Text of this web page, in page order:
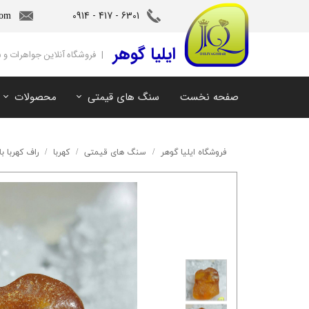
6301 - 417 - 0914​​​​​​​
صفحه نخست سنگ های قیمتی
توپاز
لابرادوریت
کهربا
محصولات
‌ایلیا گوهر | فروشگاه آنلاین جواهرات
فروشگاه ایلیا گوهر سنگ های قیمتی کهربا راف کهربا